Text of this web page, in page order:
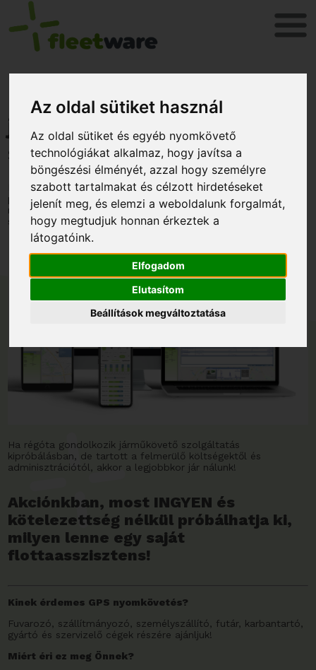
Az oldal sütiket használ
Az oldal sütiket és egyéb nyomkövető
technológiákat alkalmaz, hogy javítsa a
böngészési élményét, azzal hogy személyre
szabott tartalmakat és célzott hirdetéseket
jelenít meg, és elemzi a weboldalunk forgalmát,
hogy megtudjuk honnan érkeztek a
látogatóink.
Elfogadom
Elutasítom
Beállítások megváltoztatása
Próbálja ki ingyen
járműkövető
szolgáltatásunkat!
Nyomkövető rendszerünkkel valós időben is láthatja járművei
pillanatnyi helyzetét! Tegyen próbát a FLEETware-rel és
nézze meg hogyan könnyíti meg mindennapjait
szolgáltatásunk!
Ha régóta gondolkozik járműkövető szolgáltatás
kipróbálásban, de tartott a felmerülő költségektől és
adminisztrációtól, akkor a legjobbkor jár nálunk!
Akciónkban, most INGYEN és
kötelezettség nélkül próbálhatja ki,
milyen lenne egy saját
flottaasszisztens!
Kinek érdemes GPS nyomkövetés?
Fuvarozó, szállítmányozó, személyszállító, futár, karbantartó,
gyártó és szervizelő cégek részére ajánljuk!
Miért éri ez meg Önnek?